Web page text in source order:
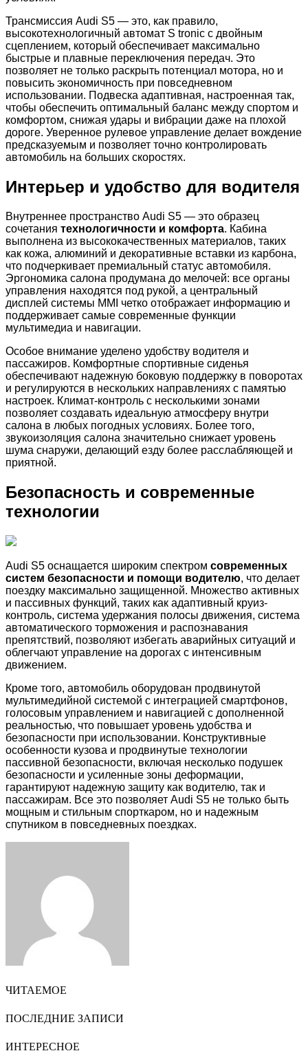
Трансмиссия Audi S5 — это, как правило,
высокотехнологичный автомат S tronic с двойным
сцеплением, который обеспечивает максимально
быстрые и плавные переключения передач. Это
позволяет не только раскрыть потенциал мотора, но и
повысить экономичность при повседневном
использовании. Подвеска адаптивная, настроенная так,
чтобы обеспечить оптимальный баланс между спортом и
комфортом, снижая удары и вибрации даже на плохой
дороге. Уверенное рулевое управление делает вождение
предсказуемым и позволяет точно контролировать
автомобиль на больших скоростях.
Интерьер и удобство для водителя
Внутреннее пространство Audi S5 — это образец
сочетания технологичности и комфорта. Кабина
выполнена из высококачественных материалов, таких
как кожа, алюминий и декоративные вставки из карбона,
что подчеркивает премиальный статус автомобиля.
Эргономика салона продумана до мелочей: все органы
управления находятся под рукой, а центральный
дисплей системы MMI четко отображает информацию и
поддерживает самые современные функции
мультимедиа и навигации.
Особое внимание уделено удобству водителя и
пассажиров. Комфортные спортивные сиденья
обеспечивают надежную боковую поддержку в поворотах
и регулируются в нескольких направлениях с памятью
настроек. Климат-контроль с несколькими зонами
позволяет создавать идеальную атмосферу внутри
салона в любых погодных условиях. Более того,
звукоизоляция салона значительно снижает уровень
шума снаружи, делающий езду более расслабляющей и
приятной.
Безопасность и современные
технологии
Audi S5 оснащается широким спектром современных
систем безопасности и помощи водителю, что делает
поездку максимально защищенной. Множество активных
и пассивных функций, таких как адаптивный круиз-
контроль, система удержания полосы движения, система
автоматического торможения и распознавания
препятствий, позволяют избегать аварийных ситуаций и
облегчают управление на дорогах с интенсивным
движением.
Кроме того, автомобиль оборудован продвинутой
мультимедийной системой с интеграцией смартфонов,
голосовым управлением и навигацией с дополненной
реальностью, что повышает уровень удобства и
безопасности при использовании. Конструктивные
особенности кузова и продвинутые технологии
пассивной безопасности, включая несколько подушек
безопасности и усиленные зоны деформации,
гарантируют надежную защиту как водителю, так и
пассажирам. Все это позволяет Audi S5 не только быть
мощным и стильным спорткаром, но и надежным
спутником в повседневных поездках.
ЧИТАЕМОЕ
ПОСЛЕДНИЕ ЗАПИСИ
ИНТЕРЕСНОЕ